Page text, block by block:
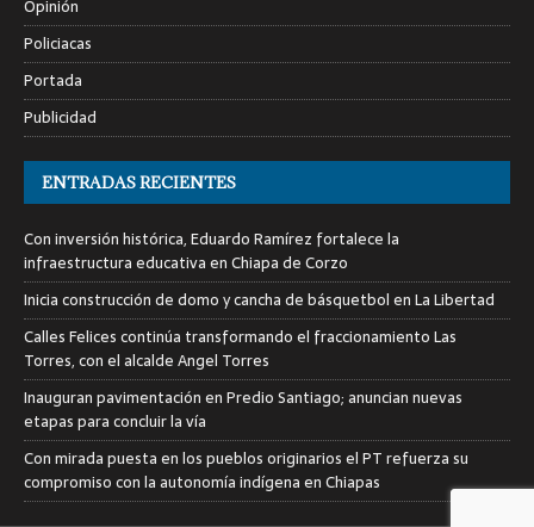
Opinión
Policiacas
Portada
Publicidad
ENTRADAS RECIENTES
Con inversión histórica, Eduardo Ramírez fortalece la
infraestructura educativa en Chiapa de Corzo
Inicia construcción de domo y cancha de básquetbol en La Libertad
Calles Felices continúa transformando el fraccionamiento Las
Torres, con el alcalde Angel Torres
Inauguran pavimentación en Predio Santiago; anuncian nuevas
etapas para concluir la vía
Con mirada puesta en los pueblos originarios el PT refuerza su
compromiso con la autonomía indígena en Chiapas